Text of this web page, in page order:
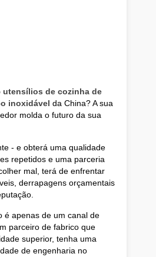
utensílios de cozinha de
inoxidável da China? A sua
molda o futuro da sua
- e obterá uma qualidade
repetidos e uma parceria
mal, terá de enfrentar
derrapagens orçamentais
é apenas de um canal de
parceiro de fabrico que
superior, tenha uma
de engenharia no